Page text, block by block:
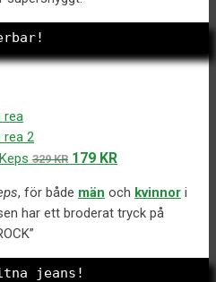
279 kr. 159 kr.
329KR Det
priset
var:
179 KRDet
priset
är:
, för både män och kvinnor i
har ett broderat tryck på
jeans!